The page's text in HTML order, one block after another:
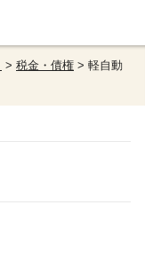
> 税金・債権 > 軽自動